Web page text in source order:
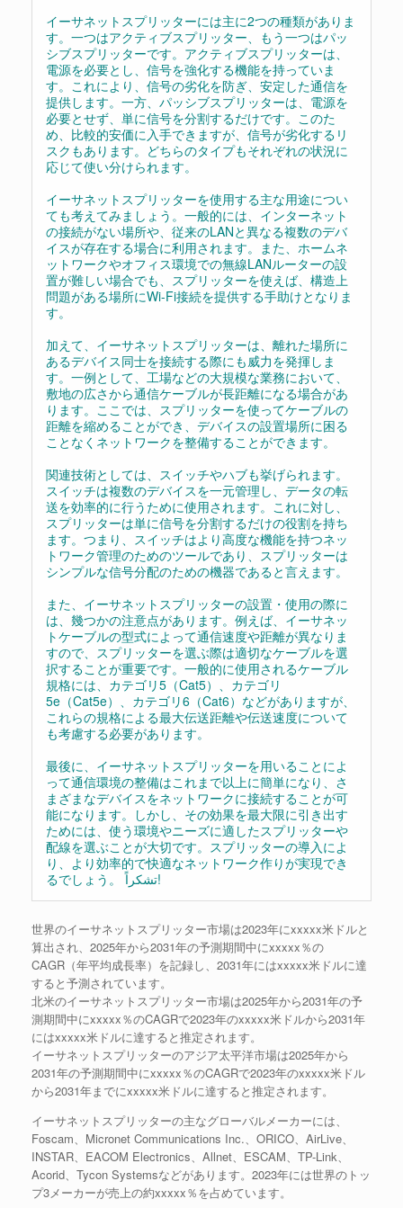
イーサネットスプリッターには主に2つの種類がありま
す。一つはアクティブスプリッター、もう一つはパッ
シブスプリッターです。アクティブスプリッターは、
電源を必要とし、信号を強化する機能を持っていま
す。これにより、信号の劣化を防ぎ、安定した通信を
提供します。一方、パッシブスプリッターは、電源を
必要とせず、単に信号を分割するだけです。このた
め、比較的安価に入手できますが、信号が劣化するリ
スクもあります。どちらのタイプもそれぞれの状況に
応じて使い分けられます。
イーサネットスプリッターを使用する主な用途につい
ても考えてみましょう。一般的には、インターネット
の接続がない場所や、従来のLANと異なる複数のデバ
イスが存在する場合に利用されます。また、ホームネ
ットワークやオフィス環境での無線LANルーターの設
置が難しい場合でも、スプリッターを使えば、構造上
問題がある場所にWi-Fi接続を提供する手助けとなりま
す。
加えて、イーサネットスプリッターは、離れた場所に
あるデバイス同士を接続する際にも威力を発揮しま
す。一例として、工場などの大規模な業務において、
敷地の広さから通信ケーブルが長距離になる場合があ
ります。ここでは、スプリッターを使ってケーブルの
距離を縮めることができ、デバイスの設置場所に困る
ことなくネットワークを整備することができます。
関連技術としては、スイッチやハブも挙げられます。
スイッチは複数のデバイスを一元管理し、データの転
送を効率的に行うために使用されます。これに対し、
スプリッターは単に信号を分割するだけの役割を持ち
ます。つまり、スイッチはより高度な機能を持つネッ
トワーク管理のためのツールであり、スプリッターは
シンプルな信号分配のための機器であると言えます。
また、イーサネットスプリッターの設置・使用の際に
は、幾つかの注意点があります。例えば、イーサネッ
トケーブルの型式によって通信速度や距離が異なりま
すので、スプリッターを選ぶ際は適切なケーブルを選
択することが重要です。一般的に使用されるケーブル
規格には、カテゴリ5（Cat5）、カテゴリ
5e（Cat5e）、カテゴリ6（Cat6）などがありますが、
これらの規格による最大伝送距離や伝送速度について
も考慮する必要があります。
最後に、イーサネットスプリッターを用いることによ
って通信環境の整備はこれまで以上に簡単になり、さ
まざまなデバイスをネットワークに接続することが可
能になります。しかし、その効果を最大限に引き出す
ためには、使う環境やニーズに適したスプリッターや
配線を選ぶことが大切です。スプリッターの導入によ
り、より効率的で快適なネットワーク作りが実現でき
るでしょう。 تشكراً!
世界のイーサネットスプリッター市場は2023年にxxxxx米ドルと
算出され、2025年から2031年の予測期間中にxxxxx％の
CAGR（年平均成長率）を記録し、2031年にはxxxxx米ドルに達
すると予測されています。
北米のイーサネットスプリッター市場は2025年から2031年の予
測期間中にxxxxx％のCAGRで2023年のxxxxx米ドルから2031年
にはxxxxx米ドルに達すると推定されます。
イーサネットスプリッターのアジア太平洋市場は2025年から
2031年の予測期間中にxxxxx％のCAGRで2023年のxxxxx米ドル
から2031年までにxxxxx米ドルに達すると推定されます。
イーサネットスプリッターの主なグローバルメーカーには、
Foscam、Micronet Communications Inc.、ORICO、AirLive、
INSTAR、EACOM Electronics、Allnet、ESCAM、TP-Link、
Acorid、Tycon Systemsなどがあります。2023年には世界のトッ
プ3メーカーが売上の約xxxxx％を占めています。